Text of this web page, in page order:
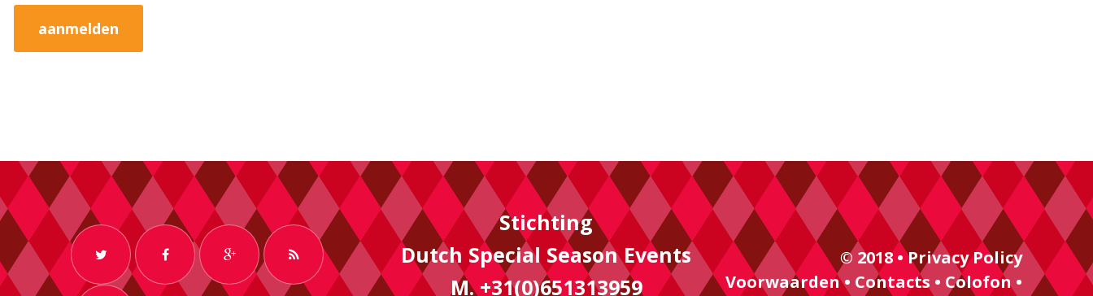
Stichting
Dutch Special Season Events
M. +31(0)651313959
© 2018 •Privacy Policy
Voorwaarden• Contacts • Colofon•